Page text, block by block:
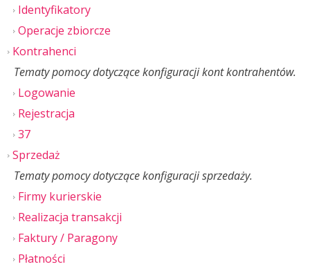
Identyfikatory
Operacje zbiorcze
Kontrahenci
Tematy pomocy dotyczące konfiguracji kont kontrahentów.
Logowanie
Rejestracja
37
Sprzedaż
Tematy pomocy dotyczące konfiguracji sprzedaży.
Firmy kurierskie
Realizacja transakcji
Faktury / Paragony
Płatności